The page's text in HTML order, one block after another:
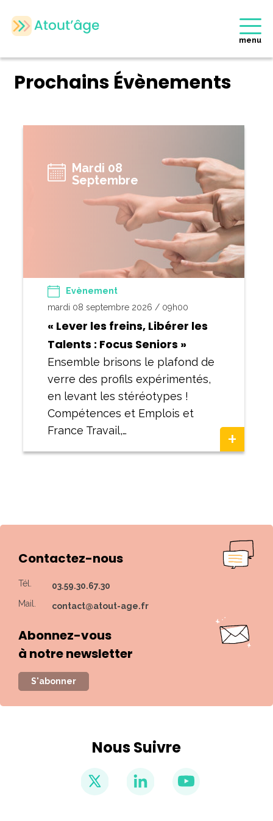
menu
Prochains Évènements
Mardi 08
Septembre
Evènement
mardi 08 septembre 2026 / 09h00
« Lever les freins, Libérer les
Talents : Focus Seniors »
Ensemble brisons le plafond de
verre des profils expérimentés,
en levant les stéréotypes !
Compétences et Emplois et
France Travail,…
Contactez-nous
Tél.
03.59.30.67.30
Mail.
contact@atout-age.fr
Abonnez-vous
à notre newsletter
S'abonner
Nous Suivre